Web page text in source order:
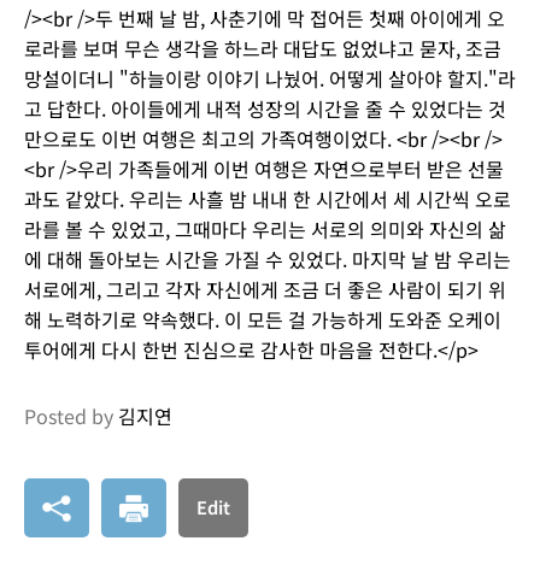
/><br />두 번째 날 밤, 사춘기에 막 접어든 첫째 아이에게 오
로라를 보며 무슨 생각을 하느라 대답도 없었냐고 묻자, 조금
망설이더니 "하늘이랑 이야기 나눴어. 어떻게 살아야 할지."라
고 답한다. 아이들에게 내적 성장의 시간을 줄 수 있었다는 것
만으로도 이번 여행은 최고의 가족여행이었다. <br /><br />
<br />우리 가족들에게 이번 여행은 자연으로부터 받은 선물
과도 같았다. 우리는 사흘 밤 내내 한 시간에서 세 시간씩 오로
라를 볼 수 있었고, 그때마다 우리는 서로의 의미와 자신의 삶
에 대해 돌아보는 시간을 가질 수 있었다. 마지막 날 밤 우리는
서로에게, 그리고 각자 자신에게 조금 더 좋은 사람이 되기 위
해 노력하기로 약속했다. 이 모든 걸 가능하게 도와준 오케이
투어에게 다시 한번 진심으로 감사한 마음을 전한다.</p>
Posted by 김지연
Edit